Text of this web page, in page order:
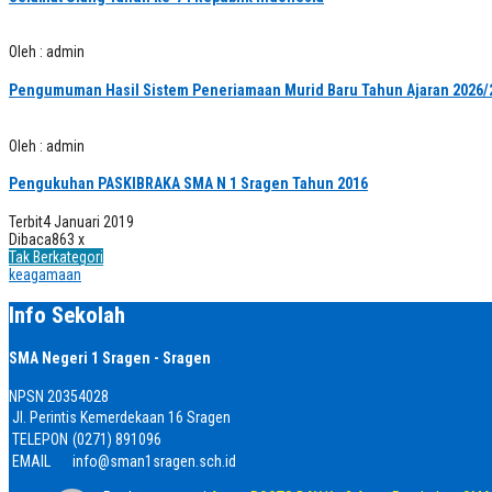
Oleh : admin
Pengumuman Hasil Sistem Peneriamaan Murid Baru Tahun Ajaran 2026/
Oleh : admin
Pengukuhan PASKIBRAKA SMA N 1 Sragen Tahun 2016
Terbit4 Januari 2019
Dibaca863 x
Tak Berkategori
keagamaan
Info Sekolah
SMA Negeri 1 Sragen - Sragen
NPSN 20354028
Jl. Perintis Kemerdekaan 16 Sragen
TELEPON (0271) 891096
EMAIL
info@sman1sragen.sch.id